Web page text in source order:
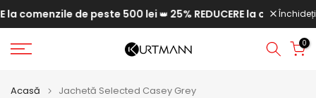
Săriți
la
conținut
la comenzile de peste 500 lei👑25% REDUCERE la comenzile
Închideți
0
Acasă Jachetă Selected Casey Grey